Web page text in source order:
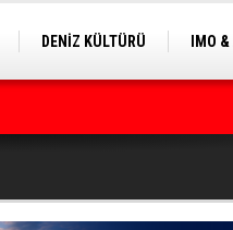
DENİZ KÜLTÜRÜ
IMO